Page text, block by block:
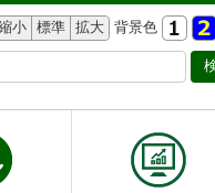
小 標準 拡大 背景色